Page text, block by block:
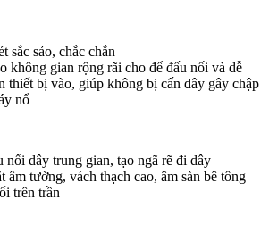
sắc sảo, chắc chắn
không gian rộng rãi cho để đấu nối và dễ
thiết bị vào, giúp không bị cấn dây gây chập
nổ
nối dây trung gian, tạo ngã rẽ đi dây
âm tường, vách thạch cao, âm sàn bê tông
trên trần